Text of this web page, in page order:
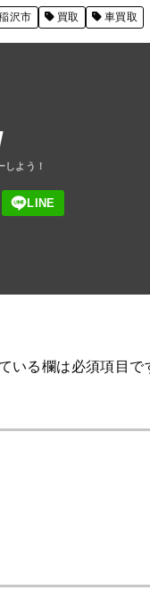
沢市 買取 車買取
いる欄は必須項目で